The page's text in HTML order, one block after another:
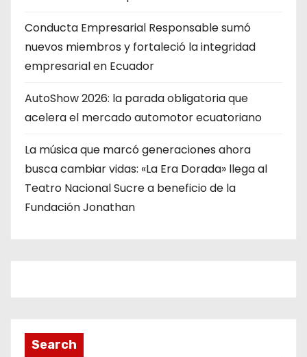
Conducta Empresarial Responsable sumó
nuevos miembros y fortaleció la integridad
empresarial en Ecuador
AutoShow 2026: la parada obligatoria que
acelera el mercado automotor ecuatoriano
La música que marcó generaciones ahora
busca cambiar vidas: «La Era Dorada» llega al
Teatro Nacional Sucre a beneficio de la
Fundación Jonathan
Search